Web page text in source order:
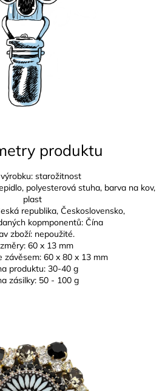
produktu
výrobku: starožitnost
polyesterová stuha, barva na kov,
plast
republika, Československo,
kopmponentů: Čína
zboží: nepoužité.
60 x 13 mm
závěsem: 60 x 80 x 13 mm
produktu: 30-40 g
zásilky: 50 - 100 g